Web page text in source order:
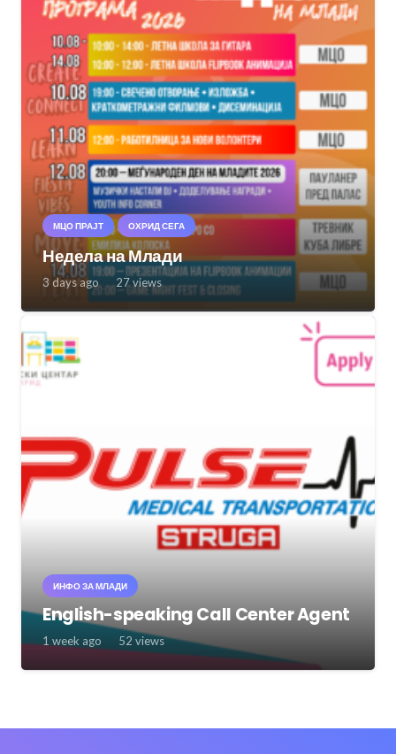
МЦО ПРАЈТ ОХРИД СЕГА
Недела на Млади
3 days ago 27views
ИНФО ЗА МЛАДИ
English-speaking Call Center Agent
1 week ago 52 views